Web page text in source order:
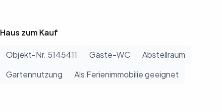
Haus zum Kauf
Objekt-Nr. 5145411 Gäste-WC
Abstellraum
Gartennutzung
Als Ferienimmobilie geeignet